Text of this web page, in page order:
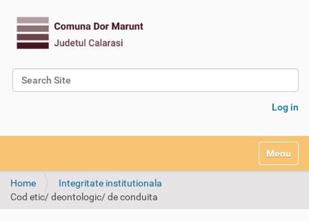
Search Site
Log in
Toggle
Home
Integritate institutionala
Cod etic/ deontologic/ de conduita